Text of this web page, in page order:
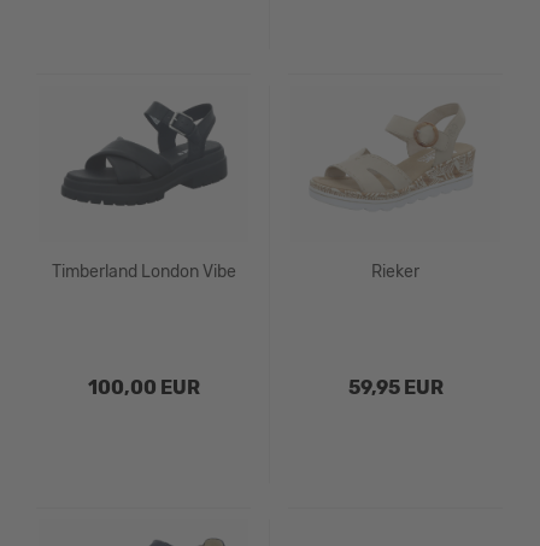
Timberland London Vibe
100,00 EUR
Rieker
59,95 EUR